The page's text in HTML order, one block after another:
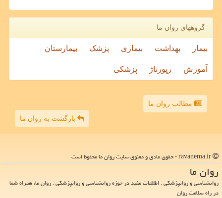
گروههای روان ما
بیمار بهداشت بیماری پزشک بیمارستان
آموزش رپورتاژ پزشکی
مطالب روان ما
بازگشت به روان ما
روان ما
روانشناسی و روانپزشکی : اطلاعات مفید در حوزه روانشناسی و روانپزشکی : روان ما، همراه شما
در راه سلامت روان